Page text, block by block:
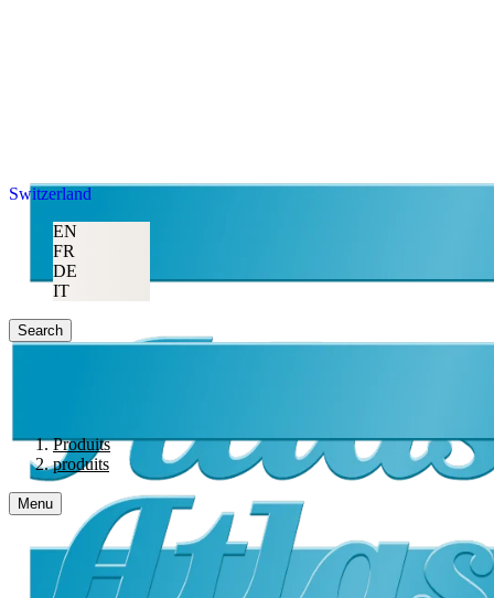
Switzerland
EN
FR
DE
IT
Search
Produits
produits
Menu